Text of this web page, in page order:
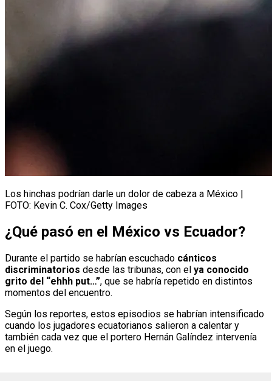
Los hinchas podrían darle un dolor de cabeza a México |
FOTO: Kevin C. Cox/Getty Images
¿Qué pasó en el México vs Ecuador?
Durante el partido se habrían escuchado cánticos
discriminatorios desde las tribunas, con el ya conocido
grito del “ehhh put…”, que se habría repetido en distintos
momentos del encuentro.
Según los reportes, estos episodios se habrían intensificado
cuando los jugadores ecuatorianos salieron a calentar y
también cada vez que el portero Hernán Galíndez intervenía
en el juego.